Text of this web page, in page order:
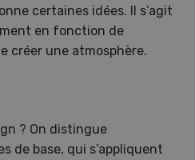
certaines idées. Il s’agit
en fonction de
créer une atmosphère.
? On distingue
de base, qui s’appliquent